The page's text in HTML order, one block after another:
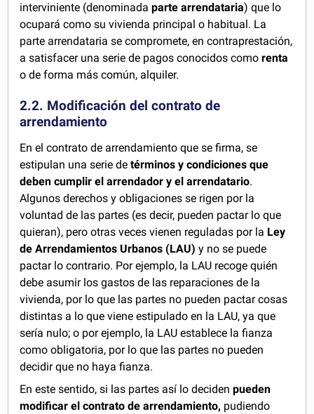
interviniente (denominadaparte arrendataria) que lo
ocupará como su vivienda principal o habitual. La
parte arrendataria se compromete, en contraprestación,
a satisfacer una serie de pagos conocidos comorenta
o de forma más común, alquiler.
2.2. Modificación del contrato de
arrendamiento
En el contrato de arrendamiento que se firma, se
estipulan una serie de términos y condiciones que
deben cumplir el arrendador y el arrendatario.
Algunos derechos y obligaciones se rigen por la
voluntad de las partes (es decir, pueden pactar lo que
quieran), pero otras veces vienen reguladas por la Ley
de Arrendamientos Urbanos (LAU) y no se puede
pactar lo contrario. Por ejemplo, la LAU recoge quién
debe asumir los gastos de las reparaciones de la
vivienda, por lo que las partes no pueden pactar cosas
distintas a lo que viene estipulado en la LAU, ya que
sería nulo; o por ejemplo, la LAU establece la fianza
como obligatoria, por lo que las partes no pueden
decidir que no haya fianza.
En este sentido, si las partes así lo decidenpueden
modificar el contrato de arrendamiento, pudiendo